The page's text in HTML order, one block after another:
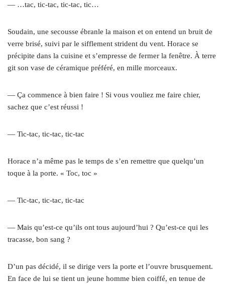
— …tac, tic-tac, tic-tac, tic…
Soudain, une secousse ébranle la maison et on entend un bruit de
verre brisé, suivi par le sifflement strident du vent. Horace se
précipite dans la cuisine et s’empresse de fermer la fenêtre. À terre
git son vase de céramique préféré, en mille morceaux.
— Ça commence à bien faire ! Si vous vouliez me faire chier,
sachez que c’est réussi !
— Tic-tac, tic-tac, tic-tac
Horace n’a même pas le temps de s’en remettre que quelqu’un
toque à la porte. « Toc, toc »
— Tic-tac, tic-tac, tic-tac
— Mais qu’est-ce qu’ils ont tous aujourd’hui ? Qu’est-ce qui les
tracasse, bon sang ?
D’un pas décidé, il se dirige vers la porte et l’ouvre brusquement.
En face de lui se tient un jeune homme bien coiffé, en tenue de